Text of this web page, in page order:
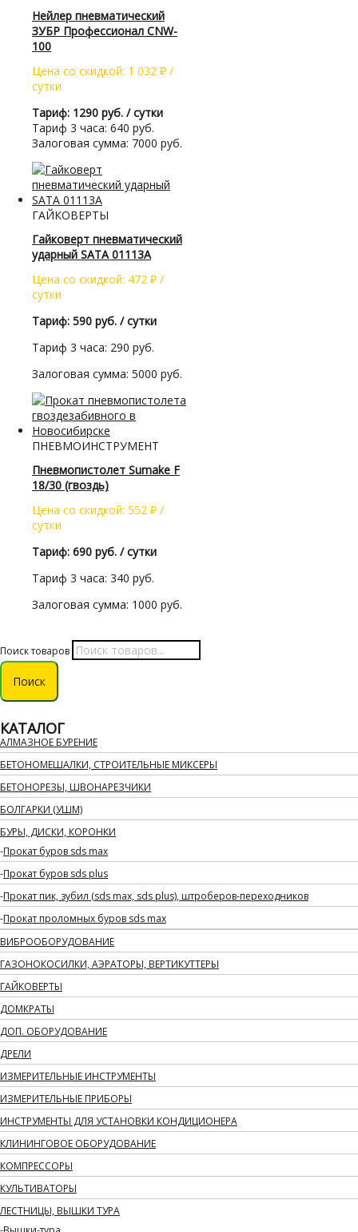
Поиск товаров
Поиск
КАТАЛОГ
АЛМАЗНОЕ БУРЕНИЕ
БЕТОНОМЕШАЛКИ, СТРОИТЕЛЬНЫЕ МИКСЕРЫ
БЕТОНОРЕЗЫ, ШВОНАРЕЗЧИКИ
БОЛГАРКИ (УШМ)
БУРЫ, ДИСКИ, КОРОНКИ
Прокат буров sds max
Прокат буров sds plus
Прокат пик, зубил (sds max, sds plus), штроберов-переходников
Прокат проломных буров sds max
ВИБРООБОРУДОВАНИЕ
ГАЗОНОКОСИЛКИ, АЭРАТОРЫ, ВЕРТИКУТТЕРЫ
ГАЙКОВЕРТЫ
ДОМКРАТЫ
ДОП. ОБОРУДОВАНИЕ
ДРЕЛИ
ИЗМЕРИТЕЛЬНЫЕ ИНСТРУМЕНТЫ
ИЗМЕРИТЕЛЬНЫЕ ПРИБОРЫ
ИНСТРУМЕНТЫ ДЛЯ УСТАНОВКИ КОНДИЦИОНЕРА
КЛИНИНГОВОЕ ОБОРУДОВАНИЕ
КОМПРЕССОРЫ
КУЛЬТИВАТОРЫ
ЛЕСТНИЦЫ, ВЫШКИ ТУРА
Нейлер пневматический
ЗУБР Профессионал CNW-
100
Цена со скидкой: 1 032 ₽ /
сутки
Тариф: 1290 руб. / сутки
Тариф 3 часа: 640 руб.
Залоговая сумма: 7000 руб.
ГАЙКОВЕРТЫ
Гайковерт пневматический
ударный SATA 01113A
Цена со скидкой: 472 ₽ /
сутки
Тариф: 590 руб. / сутки
Тариф 3 часа: 290 руб.
Залоговая сумма: 5000 руб.
ПНЕВМОИНСТРУМЕНТ
Пневмопистолет Sumake F
18/30 (гвоздь)
Цена со скидкой: 552 ₽ /
сутки
Тариф: 690 руб. / сутки
Тариф 3 часа: 340 руб.
Залоговая сумма: 1000 руб.